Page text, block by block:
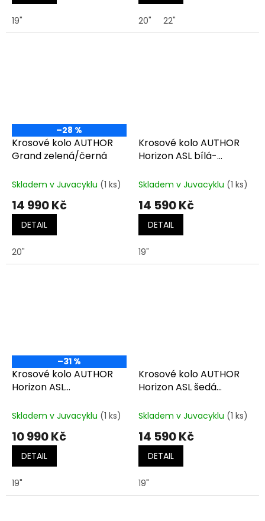
19" 20" 22"
–28 %
Krosové kolo AUTHOR
Grand zelená/černá
Skladem v Juvacyklu (1 ks)
14 990 Kč
DETAIL
20"
Krosové kolo AUTHOR
Horizon ASL bílá-
Skladem v Juvacyklu (1 ks)
14 590 Kč
DETAIL
19"
–31 %
Krosové kolo AUTHOR
Horizon ASL
Skladem v Juvacyklu (1 ks)
10 990 Kč
DETAIL
19"
Krosové kolo AUTHOR
Horizon ASL šedá
Skladem v Juvacyklu (1 ks)
14 590 Kč
DETAIL
19"